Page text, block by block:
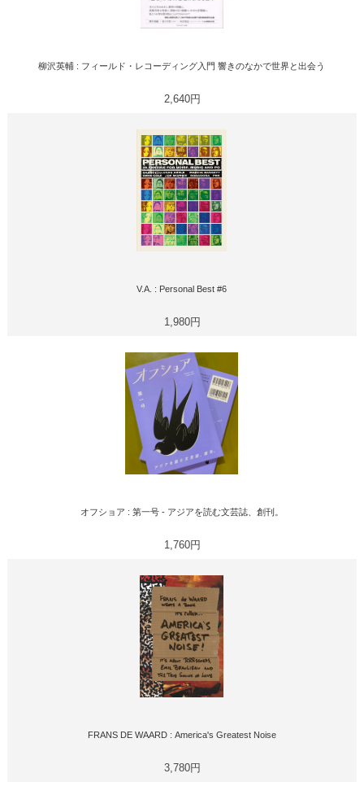
柳沢英輔 : フィールド・レコーディング入門 響きのなかで世界と出会う
2,640円
V.A. : Personal Best #6
1,980円
オフショア : 第一号 - アジアを読む文芸誌、創刊。
1,760円
FRANS DE WAARD : America's Greatest Noise
3,780円